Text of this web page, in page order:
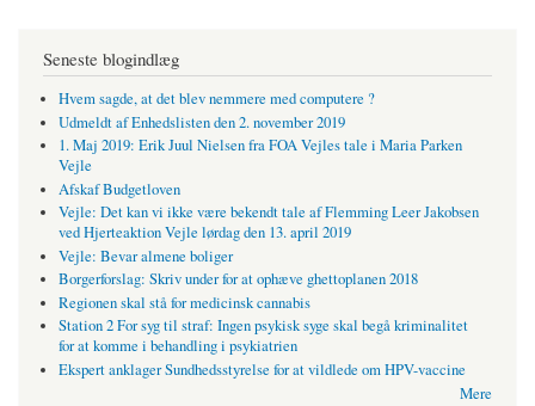
Seneste blogindlæg
Hvem sagde, at det blev nemmere med computere ?
Udmeldt af Enhedslisten den 2. november 2019
1. Maj 2019: Erik Juul Nielsen fra FOA Vejles tale i Maria Parken
Vejle
Afskaf Budgetloven
Vejle: Det kan vi ikke være bekendt tale af Flemming Leer Jakobsen
ved Hjerteaktion Vejle lørdag den 13. april 2019
Vejle: Bevar almene boliger
Borgerforslag: Skriv under for at ophæve ghettoplanen 2018
Regionen skal stå for medicinsk cannabis
Station 2 For syg til straf: Ingen psykisk syge skal begå kriminalitet
for at komme i behandling i psykiatrien
Ekspert anklager Sundhedsstyrelse for at vildlede om HPV-vaccine
Mere